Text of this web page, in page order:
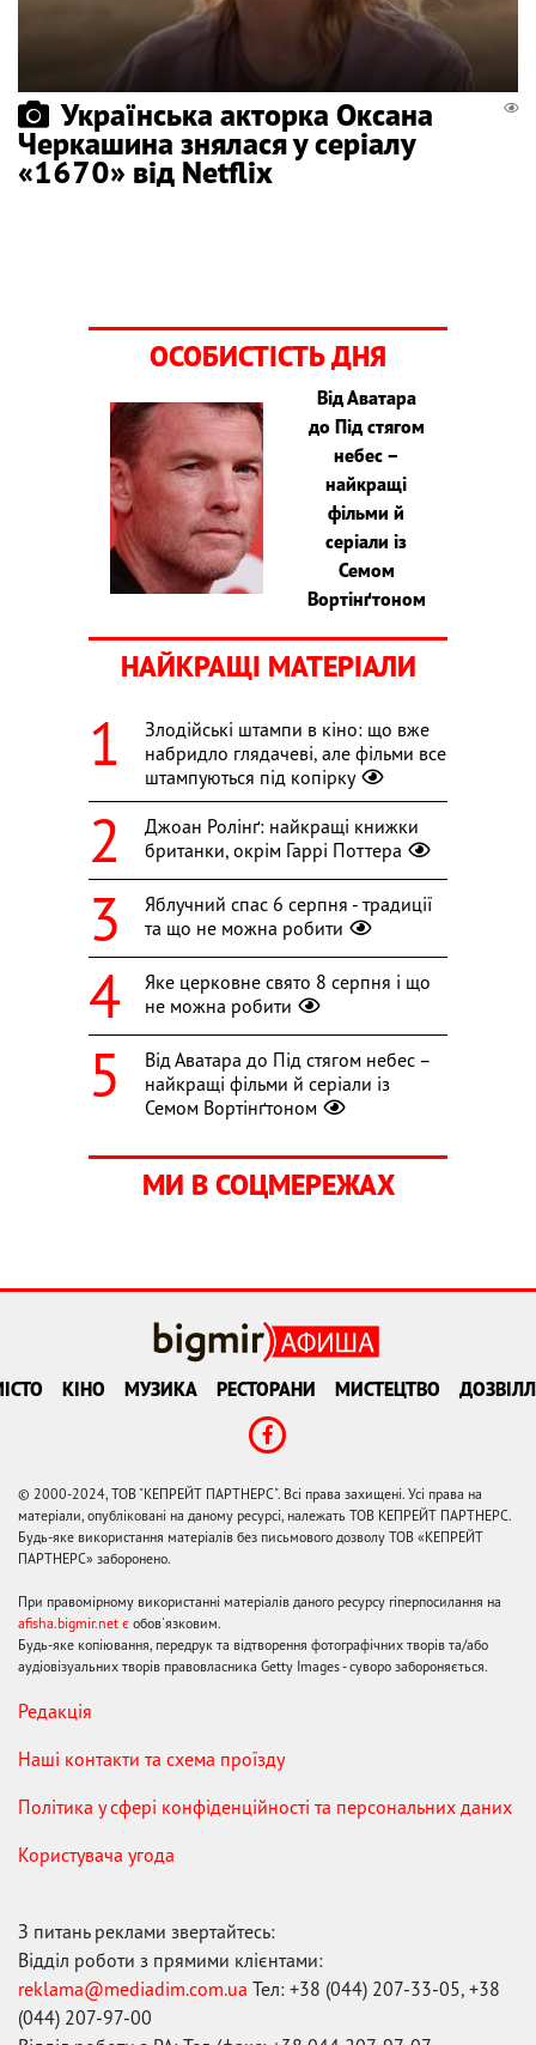
Українська акторка Оксана
Черкашина знялася у серіалу
«1670» від Netflix
ОСОБИСТІСТЬ ДНЯ
Від Аватара
до Під стягом
небес –
найкращі
фільми й
серіали із
Семом
Вортінґтоном
НАЙКРАЩІ МАТЕРІАЛИ
Злодійські штампи в кіно: що вже
набридло глядачеві, але фільми все
штампуються під копірку
Джоан Ролінґ: найкращі книжки
британки, окрім Гаррі Поттера
Яблучний спас 6 серпня - традиції
та що не можна робити
Яке церковне свято 8 серпня і що
не можна робити
Від Аватара до Під стягом небес –
найкращі фільми й серіали із
Семом Вортінґтоном
МИ В СОЦМЕРЕЖАХ
КІНО МУЗИКА РЕСТОРАНИ МИСТЕЦТВО
© 2000-2024, ТОВ "КЕПРЕЙТ ПАРТНЕРС". Всі права захищені. Усі права на
матеріали, опубліковані на даному ресурсі, належать ТОВ КЕПРЕЙТ ПАРТНЕРС.
Будь-яке використання матеріалів без письмового дозволу ТОВ «КЕПРЕЙТ
ПАРТНЕРС» заборонено.
При правомірному використанні матеріалів даного ресурсу гіперпосилання на
afisha.bigmir.net є обов'язковим.
Будь-яке копіювання, передрук та відтворення фотографічних творів та/або
аудіовізуальних творів правовласника Getty Images - суворо забороняється.
Редакція
Наші контакти та схема проїзду
Політика у сфері конфіденційності та персональних даних
Користувача угода
З питань реклами звертайтесь:
Відділ роботи з прямими клієнтами:
reklama@mediadim.com.ua Тел: +38 (044) 207-33-05, +38
(044) 207-97-00